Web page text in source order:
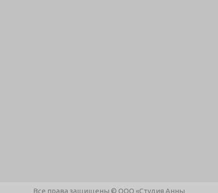
Все права защищены © ООО «Студия Анны